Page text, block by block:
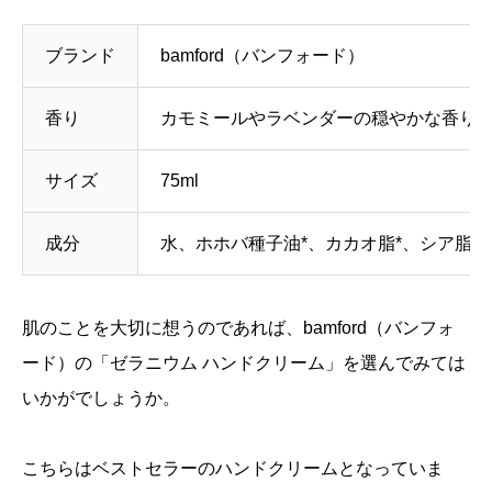
ブランド bamford（バンフォード）
香り カモミールやラベンダーの穏やかな香り
サイズ 75ml
成分 水、ホホバ種子油*、カカオ脂*、シア脂*
肌のことを大切に想うのであれば、bamford（バンフォ
ード）の「ゼラニウム ハンドクリーム」を選んでみては
いかがでしょうか。
こちらはベストセラーのハンドクリームとなっていま